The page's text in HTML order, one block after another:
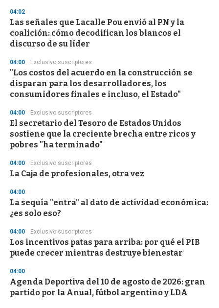
s
e
c
o
n
s
04:02
Las señales que Lacalle Pou envió al PN y la
coalición: cómo decodifican los blancos el
discurso de su líder
04:00 Exclusivo suscriptores
"Los costos del acuerdo en la construcción se
disparan para los desarrolladores, los
consumidores finales e incluso, el Estado"
04:00 Exclusivo suscriptores
El secretario del Tesoro de Estados Unidos
sostiene que la creciente brecha entre ricos y
pobres "ha terminado"
04:00 Exclusivo suscriptores
La Caja de profesionales, otra vez
04:00
La sequía "entra" al dato de actividad económica:
¿es solo eso?
04:00 Exclusivo suscriptores
Los incentivos patas para arriba: por qué el PIB
puede crecer mientras destruye bienestar
04:00
Agenda Deportiva del 10 de agosto de 2026: gran
partido por la Anual, fútbol argentino y LDA